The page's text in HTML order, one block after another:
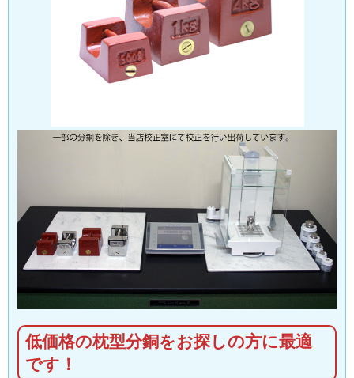
低価格の枕型分銅をお探しの方に最適
です！